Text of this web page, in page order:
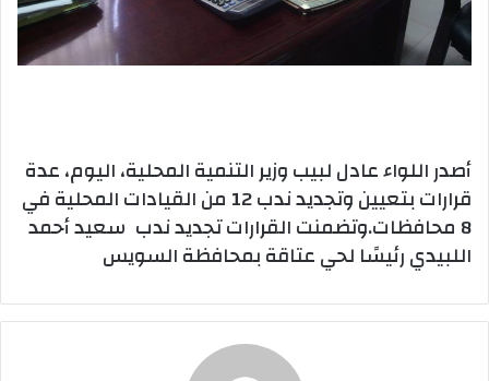
أصدر اللواء عادل لبيب وزير التنمية المحلية، اليوم، عدة
قرارات بتعيين وتجديد ندب 12 من القيادات المحلية في
8 محافظات.وتضمنت القرارات تجديد ندب سعيد أحمد
اللبيدي رئيسًا لحي عتاقة بمحافظة السويس